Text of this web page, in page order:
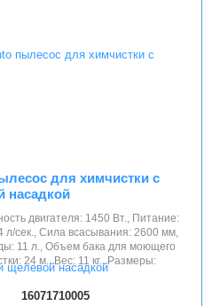
для химчистки с
насадкой
двигателя: 1450 Вт., Питание:
сек., Сила всасывания: 2600 мм,
11 л., Объем бака для моющего
24 м., Вес: 11 кг., Размеры:
16071710005